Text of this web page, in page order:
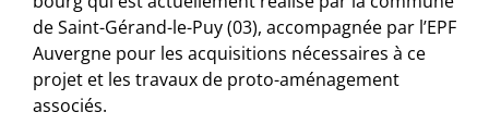
de Saint-Gérand-le-Puy (03), accompagnée par l’EPF
Auvergne pour les acquisitions nécessaires à ce
projet et les travaux de proto-aménagement
associés.